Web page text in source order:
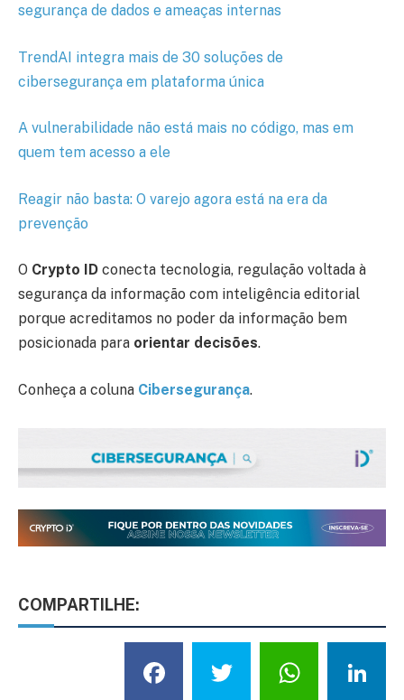
segurança de dados e ameaças internas
TrendAI integra mais de 30 soluções de
cibersegurança em plataforma única
A vulnerabilidade não está mais no código, mas em
quem tem acesso a ele
Reagir não basta: O varejo agora está na era da
prevenção
O Crypto ID conecta tecnologia, regulação voltada à
segurança da informação com inteligência editorial
porque acreditamos no poder da informação bem
posicionada para orientar decisões.
Conheça a coluna Cibersegurança.
COMPARTILHE:
Facebook
Twitter